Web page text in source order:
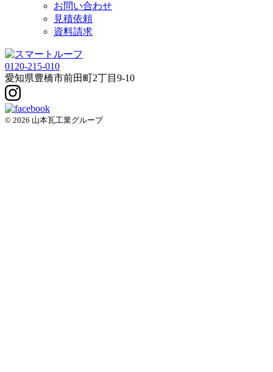
お問い合わせ
見積依頼
資料請求
0120-215-010
愛知県豊橋市前田町2丁目9-10
© 2026 山本瓦工業グループ